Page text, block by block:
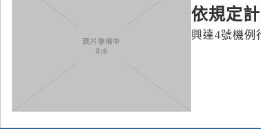
依規定
興達4號機例